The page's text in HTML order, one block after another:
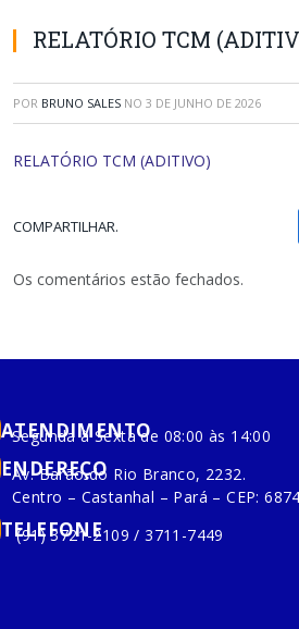
RELATÓRIO TCM
POR BRUNO SALES NO 3 DE JUNHO DE 2026
RELATÓRIO TCM (ADITIVO)
COMPARTILHAR.
Os comentários estão fechados.
ATENDIMENTO
Segunda à Sexta de 08:00 às 14:00
ENDEREÇO
Av. Barão do Rio Branco, 2232.
Centro – Castanhal – Pará – CEP:
TELEFONE
(91) 3721-2109 / 3711-7449